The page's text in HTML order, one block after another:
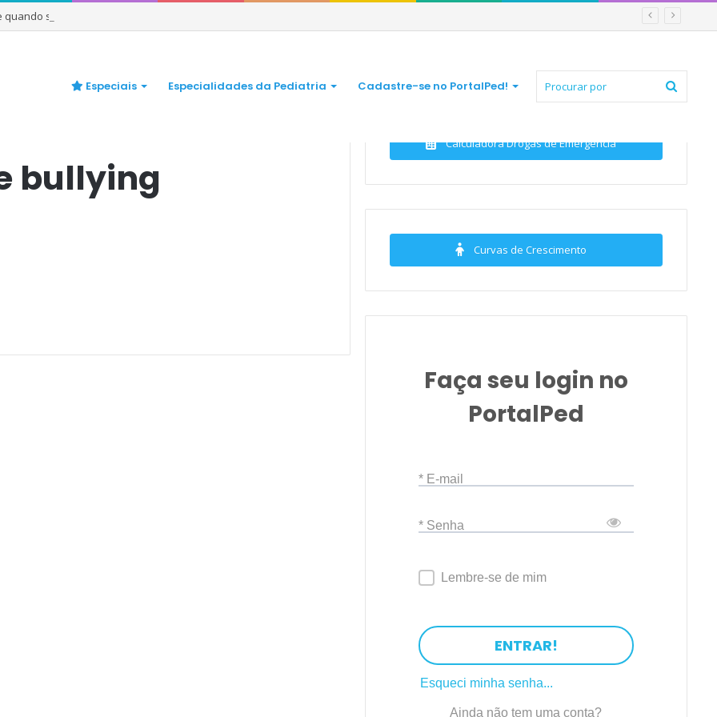
se preocupar
Especiais Especialidades da Pediatria Cadastre-se no PortalPed!
bullying
Calculadora Drogas de Emergência
Curvas de Crescimento
Faça seu login no
PortalPed
* E-mail
* Senha
Lembre-se de mim
ENTRAR!
Esqueci minha senha...
Ainda não tem uma conta?